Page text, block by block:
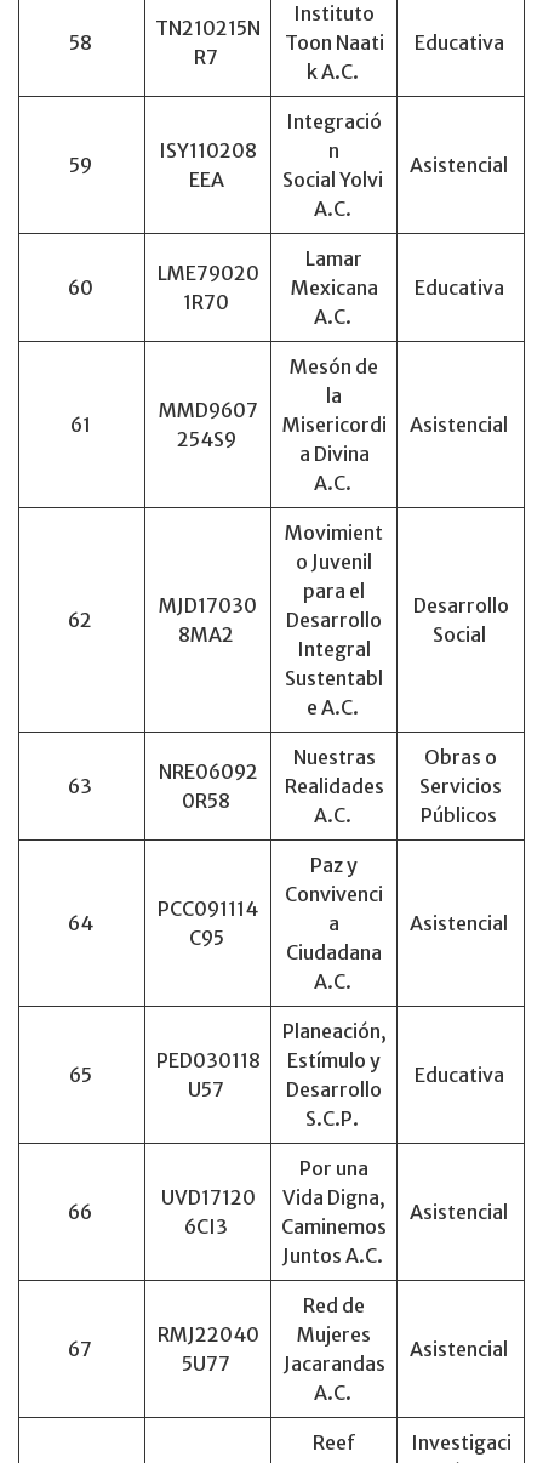
58
TN210215N
R7
Instituto
Toon Naati
k A.C.
Educativa
59
ISY110208
EEA
Integració
n
Social Yolvi
A.C.
Asistencial
60
LME79020
1R70
Lamar
Mexicana
A.C.
Educativa
61
MMD9607
254S9
Mesón de
la
Misericordi
a Divina
A.C.
Asistencial
62
MJD17030
8MA2
Movimient
o Juvenil
para el
Desarrollo
Integral
Sustentabl
e A.C.
Desarrollo
Social
63
NRE06092
0R58
Nuestras
Realidades
A.C.
Obras o
Servicios
Públicos
64
PCC091114
C95
Paz y
Convivenci
a
Ciudadana
A.C.
Asistencial
65
PED030118
U57
Planeación,
Estímulo y
Desarrollo
S.C.P.
Educativa
66
UVD17120
6CI3
Por una
Vida Digna,
Caminemos
Juntos A.C.
Asistencial
67
RMJ22040
5U77
Red de
Mujeres
Jacarandas
A.C.
Asistencial
Reef
Investigaci